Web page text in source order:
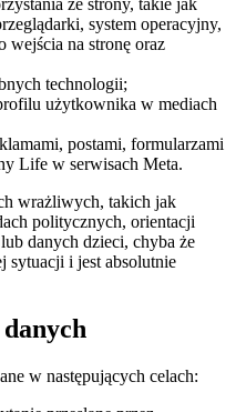
ze strony, takie jak
system operacyjny,
wejścia na stronę oraz
technologii;
użytkownika w mediach
postami, formularzami
Life w serwisach Meta.
wrażliwych, takich jak
politycznych, orientacji
danych dzieci, chyba że
sytuacji i jest absolutnie
w następujących celach: